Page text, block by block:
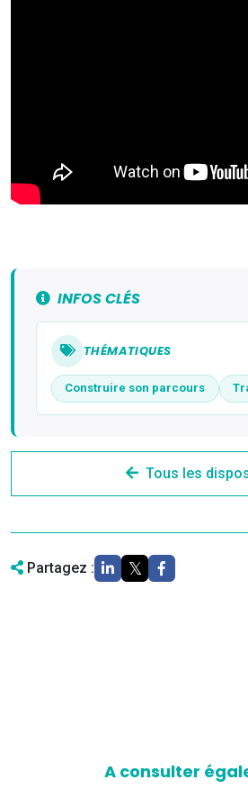
INFOS CLÉS
THÉMATIQUES
Construire son parcours
Tous les
Partagez :
A consulter